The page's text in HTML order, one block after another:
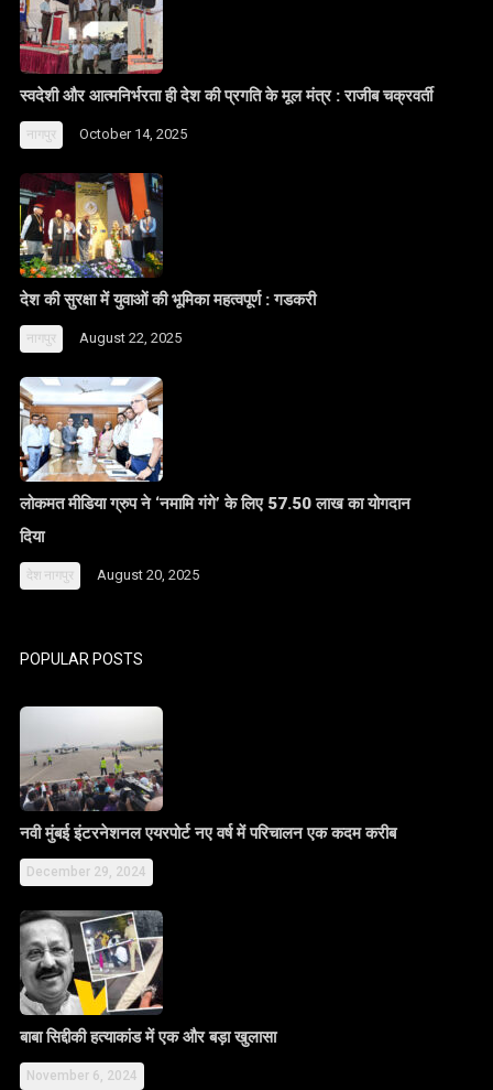
स्वदेशी और आत्मनिर्भरता ही देश की प्रगति के मूल मंत्र : राजीब चक्रवर्ती
नागपुर October 14, 2025
देश की सुरक्षा में युवाओं की भूमिका महत्वपूर्ण : गडकरी
नागपुर August 22, 2025
लोकमत मीडिया ग्रुप ने ‘नमामि गंगे’ के लिए 57.50 लाख का योगदान
दिया
देश नागपुर August 20, 2025
POPULAR POSTS
नवी मुंबई इंटरनेशनल एयरपोर्ट नए वर्ष में परिचालन एक कदम करीब
December 29, 2024
बाबा सिद्दीकी हत्याकांड में एक और बड़ा खुलासा
November 6, 2024